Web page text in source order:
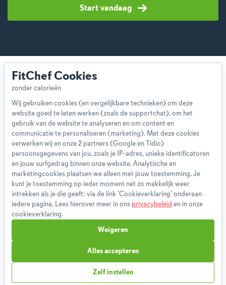
Start vandaag
Over ons
Team
App
Blog
Disclaimer
Gebruikersvoorwaarden
Methodologie
Privacybeleid
Cookieverklaring
Betaalmethoden
Klachtenprocedure
Partnerprogramma
FitChef Cookies
Wij gebruiken cookies (en vergelijkbare technieken) om deze
website goed te laten werken (zoals de supportchat), om het
gebruik van de website te analyseren en om content en
communicatie te personaliseren (marketing). Met deze cookies
verwerken wij en onze 2 partners (Google en Tidio)
persoonsgegevens van jou, zoals je IP-adres, unieke identificatoren
en jouw surfgedrag binnen onze website. Analytische en
marketingcookies plaatsen we alleen met jouw toestemming. Je
kunt je toestemming op ieder moment net zo makkelijk weer
intrekken als je die geeft: via de link ‘Cookieverklaring’ onderaan
iedere pagina. Lees hierover meer in ons privacybeleid en in onze
cookieverklaring.
Zelf instellen
Weigeren
Alles accepteren